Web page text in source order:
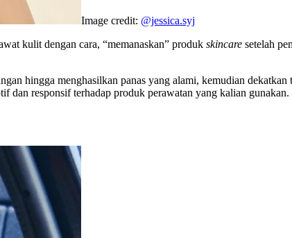
Image credit: @jessica.syj
kulit dengan cara, “memanaskan” produk skincare setelah
hingga menghasilkan panas yang alami, kemudian dekatkan
dan responsif terhadap produk perawatan yang kalian gunakan.